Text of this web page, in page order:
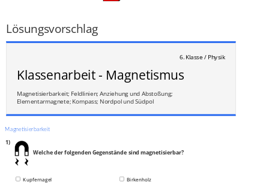
Lösungsvorschlag
6. Klasse / Physik
Klassenarbeit - Magnetismus
Magnetisierbarkeit; Feldlinien; Anziehung und Abstoßung;
Elementarmagnete; Kompass; Nordpol und Südpol
Magnetisierbarkeit
1)
Welche der folgenden Gegenstände sind magnetisierbar?
Kupfernagel Birkenholz